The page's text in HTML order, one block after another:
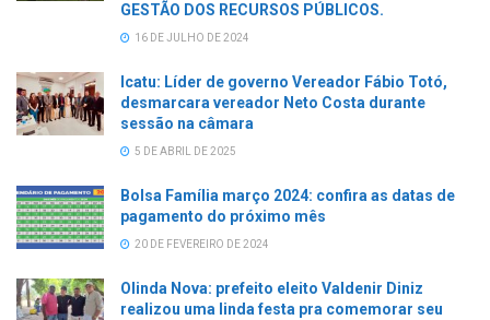
GESTÃO DOS RECURSOS PÚBLICOS.
16 DE JULHO DE 2024
Icatu: Líder de governo Vereador Fábio Totó,
desmarcara vereador Neto Costa durante
sessão na câmara
5 DE ABRIL DE 2025
Bolsa Família março 2024: confira as datas de
pagamento do próximo mês
20 DE FEVEREIRO DE 2024
Olinda Nova: prefeito eleito Valdenir Diniz
realizou uma linda festa pra comemorar seu